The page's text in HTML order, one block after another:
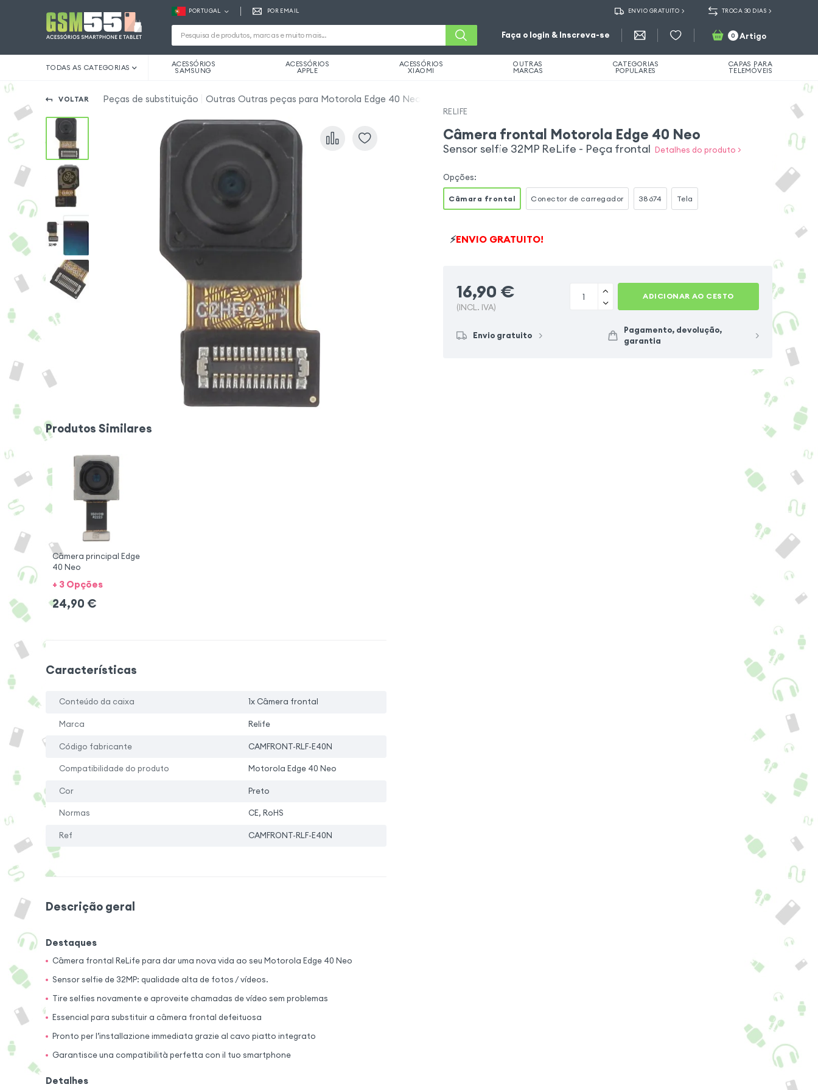
PORTUGAL POR EMAIL ENVIO GRATUITO TROCA 30 DIAS
Faça o login & Inscreva-se 0 Artigo
TODAS AS CATEGORIAS ACESSÓRIOS
SAMSUNG
ACESSÓRIOS
APPLE
ACESSÓRIOS
XIAOMI
OUTRAS
MARCAS
CATEGORIAS
POPULARES
CAPAS PARA
TELEMÓVEIS
VOLTAR Peças de substituição Outras Outras peças para Motorola Edge 40 Neo
Produtos Similares
Câmera principal Edge
40 Neo
+ 3 Opções
24,90 €
Características
Conteúdo da caixa 1x Câmera frontal
Marca Relife
Código fabricante CAMFRONT-RLF-E40N
Compatibilidade do produto Motorola Edge 40 Neo
Cor Preto
Normas CE, RoHS
Ref CAMFRONT-RLF-E40N
Descrição geral
Destaques
Câmera frontal ReLife para dar uma nova vida ao seu Motorola Edge 40 Neo
Sensor selfie de 32MP: qualidade alta de fotos / vídeos.
Tire selfies novamente e aproveite chamadas de vídeo sem problemas
Essencial para substituir a câmera frontal defeituosa
Pronto per l’installazione immediata grazie al cavo piatto integrato
Garantisce una compatibilità perfetta con il tuo smartphone
Detalhes
RELIFE
Câmera frontal Motorola Edge 40 Neo
Sensor selfie 32MP ReLife - Peça frontal Detalhes do produto >
Opções:
Câmara frontal Conector de carregador 38674 Tela
⚡ENVIO GRATUITO!
16,90 €
(INCL. IVA)
ADICIONAR AO CESTO
Envio gratuito
Pagamento, devolução,
garantia